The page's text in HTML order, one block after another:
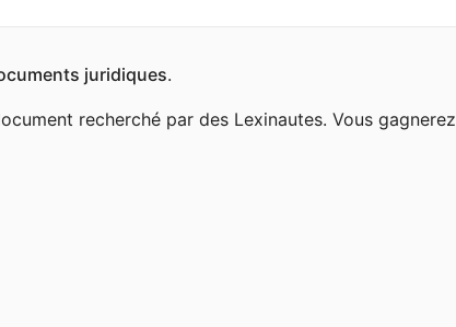
juridiques.
recherché par des Lexinautes. Vous